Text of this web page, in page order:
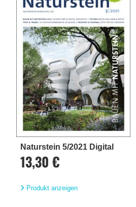
Naturstein 5/2021 Digital
13,30 €
Produkt anzeigen